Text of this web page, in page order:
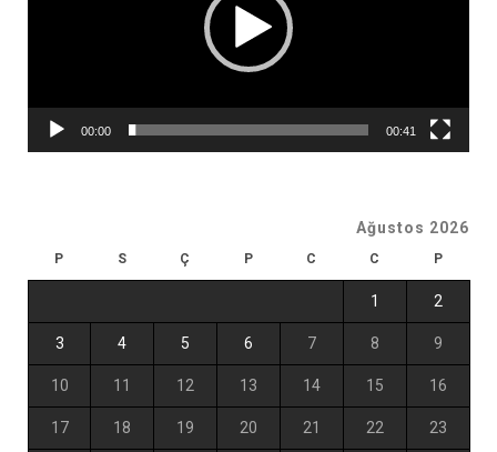
00:00 00:41
Ağustos 2026
P S Ç P C C P
1 2
3 4 5 6 7 8 9
10 11 12 13 14 15 16
17 18 19 20 21 22 23